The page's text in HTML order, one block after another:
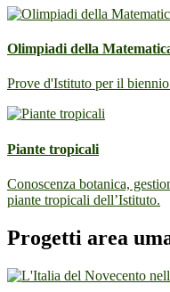
Olimpiadi della
Prove d'Istituto per il
Piante tropicali
Conoscenza botanica,
piante tropicali dell’Istituto.
Progetti area